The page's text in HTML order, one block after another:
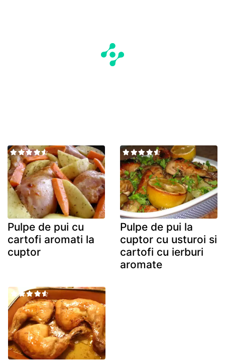
Pulpe de pui cu
cartofi aromati la
cuptor
Pulpe de pui la
cuptor cu usturoi si
cartofi cu ierburi
aromate